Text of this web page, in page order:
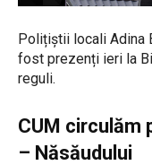
Polițiștii locali Adina
fost prezenți ieri la
reguli.
CUM circulăm
– Năsăudului